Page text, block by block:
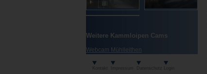
Weitere Kammloipen Cams
Webcam Mühlleithen